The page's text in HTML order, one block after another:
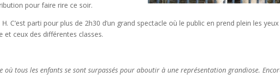
pour faire rire ce soir.
H. C’est parti pour plus de 2h30 d’un grand spectacle où le public en prend plein les yeux
et ceux des différentes classes.
où tous les enfants se sont surpassés pour aboutir à une représentation grandiose.